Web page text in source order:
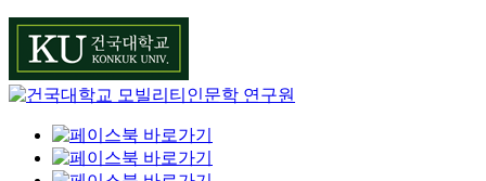
Skip
content